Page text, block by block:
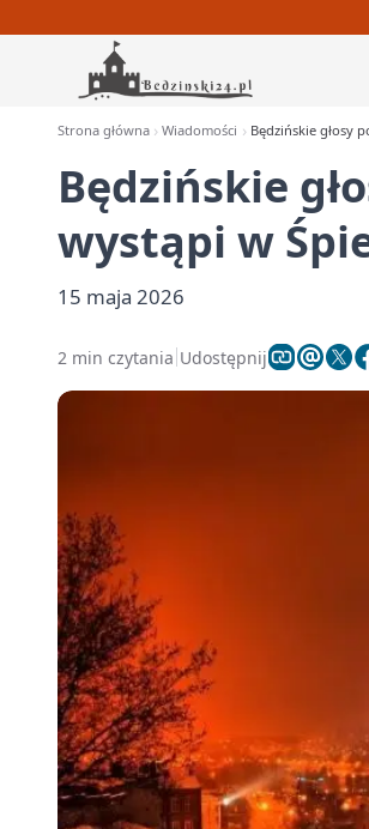
Strona główna Wiadomości Będzińskie głosy
Będzińskie
wystąpi w
15 maja 2026
2 min czytania Udostępnij